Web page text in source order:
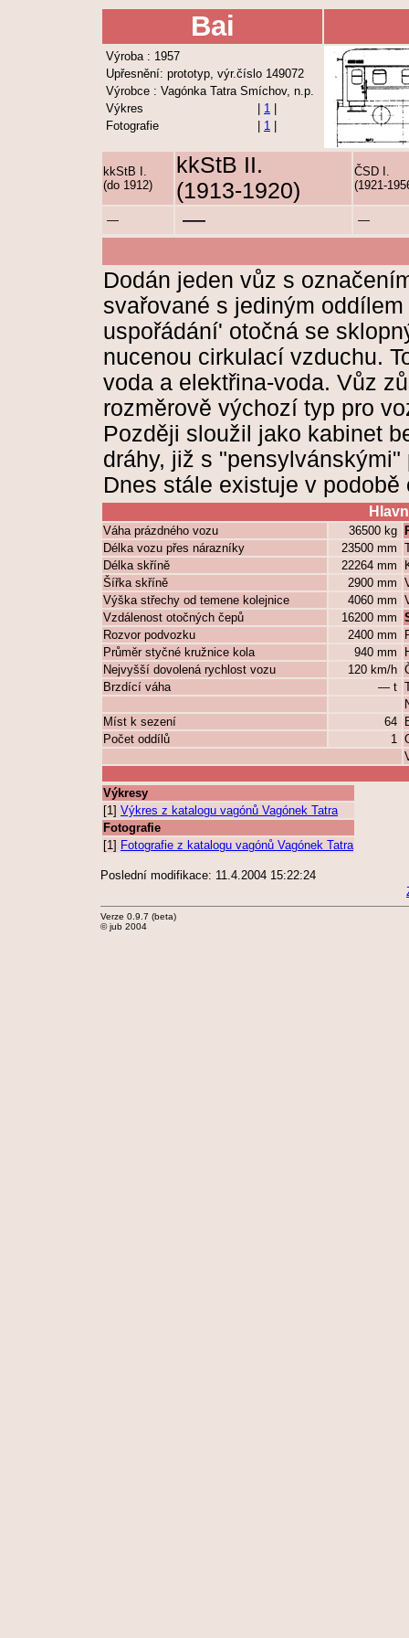
Bai
Výroba : 1957
Upřesnění: prototyp, výr.číslo 149072
Výrobce : Vagónka Tatra Smíchov, n.p.
Výkres
1
Fotografie
1
kkStB I.
(do 1912)
kkStB II.
(1913-1920)
ČSD I.
(1921-
— — —
Dodán jeden vůz s
svařované s jediným
uspořádání' otočná se
nucenou cirkulací vzduchu.
voda a elektřina-voda. Vůz
rozměrově výchozí typ pro
Později sloužil jako kabinet
dráhy, již s "pensylvánskými"
Dnes stále existuje v podobě
Váha prázdného vozu 36500 kg
Délka vozu přes nárazníky
23500 mm
Délka skříně
22264 mm
Šířka skříně
2900 mm
Výška střechy od temene kolejnice
4060 mm
Vzdálenost otočných čepů
16200 mm
Rozvor podvozku
2400 mm
Průměr styčné kružnice kola
940 mm
Nejvyšší dovolená rychlost vozu
120 km/h
Brzdící váha
— t
Míst k sezení
64
Počet oddílů
1
Výkresy
[1] Výkres z katalogu vagónů Vagónek Tatra
Fotografie
[1] Fotografie z katalogu vagónů Vagónek Tatra
Poslední modifikace: 11.4.2004 15:22:24
Verze 0.9.7 (beta)
© jub 2004